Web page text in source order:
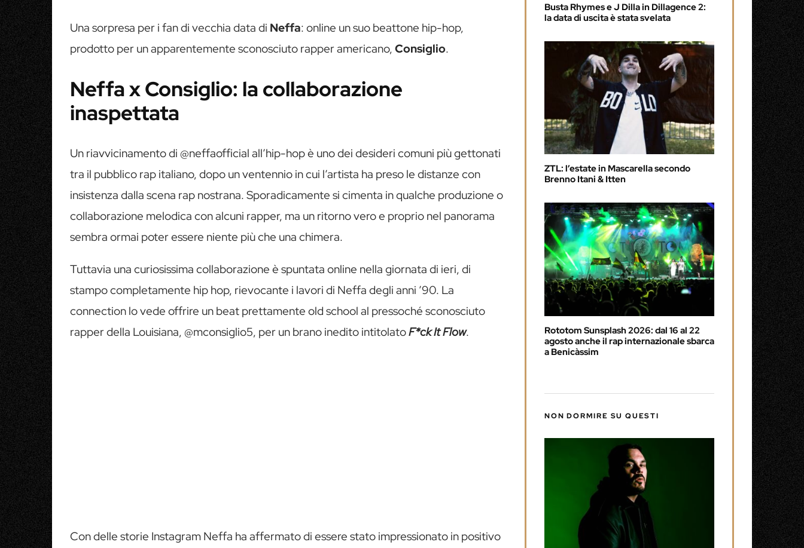
Una sorpresa per i fan di vecchia data di Neffa: online un suo beattone hip-hop,
prodotto per un apparentemente sconosciuto rapper americano, Consiglio.
Neffa x Consiglio: la collaborazione
inaspettata
Un riavvicinamento di @neffaofficial all’hip-hop è uno dei desideri comuni più gettonati
tra il pubblico rap italiano, dopo un ventennio in cui l’artista ha preso le distanze con
insistenza dalla scena rap nostrana. Sporadicamente si cimenta in qualche produzione o
collaborazione melodica con alcuni rapper, ma un ritorno vero e proprio nel panorama
sembra ormai poter essere niente più che una chimera.
Tuttavia una curiosissima collaborazione è spuntata online nella giornata di ieri, di
stampo completamente hip hop, rievocante i lavori di Neffa degli anni ’90. La
connection lo vede offrire un beat prettamente old school al pressoché sconosciuto
rapper della Louisiana, @mconsiglio5, per un brano inedito intitolatoF*ck It Flow.
Con delle storie Instagram Neffa ha affermato di essere stato impressionato in positivo
Busta Rhymes e J Dilla in Dillagence 2:
la data di uscita è stata svelata
ZTL: l’estate in Mascarella secondo
Brenno Itani & Itten
Rototom Sunsplash 2026: dal 16 al 22
agosto anche il rap internazionale sbarca
a Benicàssim
NON DORMIRE SU QUESTI